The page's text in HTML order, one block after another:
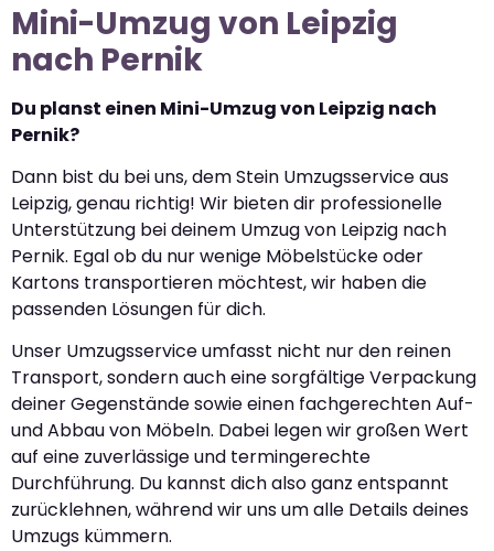
Mini-Umzug von Leipzig
nach Pernik
Du planst einen Mini-Umzug von Leipzig nach
Pernik?
Dann bist du bei uns, dem Stein Umzugsservice aus
Leipzig, genau richtig! Wir bieten dir professionelle
Unterstützung bei deinem Umzug von Leipzig nach
Pernik. Egal ob du nur wenige Möbelstücke oder
Kartons transportieren möchtest, wir haben die
passenden Lösungen für dich.
Unser Umzugsservice umfasst nicht nur den reinen
Transport, sondern auch eine sorgfältige Verpackung
deiner Gegenstände sowie einen fachgerechten Auf-
und Abbau von Möbeln. Dabei legen wir großen Wert
auf eine zuverlässige und termingerechte
Durchführung. Du kannst dich also ganz entspannt
zurücklehnen, während wir uns um alle Details deines
Umzugs kümmern.